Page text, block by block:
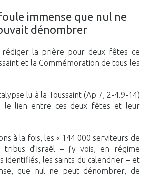
immense que nul ne
dénombrer
rédiger la prière pour deux fêtes ce
et la Commémoration de tous les
lu à la Toussaint (Ap 7, 2-4.9-14)
le lien entre ces deux fêtes et leur
à la fois, les « 144 000 serviteurs de
tribus d’Israël – j’y vois, en régime
identifiés, les saints du calendrier – et
que nul ne peut dénombrer, de